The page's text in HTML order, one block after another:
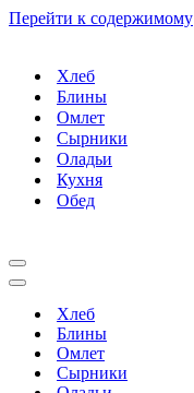
Перейти к содержимому
Хлеб
Блины
Омлет
Сырники
Оладьи
Кухня
Обед
Меню
навигации
Меню
навигацииХлеб
Блины
Омлет
Сырники